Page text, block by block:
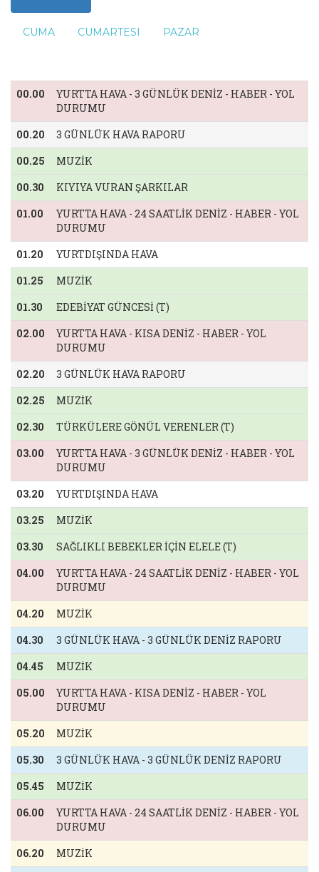
CUMA CUMARTESI PAZAR
00.00
YURTTA HAVA - 3 GÜNLÜK DENİZ - HABER - YOL
DURUMU
00.20
3 GÜNLÜK HAVA RAPORU
00.25
MUZİK
00.30
KIYIYA VURAN ŞARKILAR
01.00
YURTTA HAVA - 24 SAATLİK DENİZ - HABER - YOL
DURUMU
01.20
YURTDIŞINDA HAVA
01.25
MUZİK
01.30
EDEBİYAT GÜNCESİ (T)
02.00
YURTTA HAVA - KISA DENİZ - HABER - YOL
DURUMU
02.20
3 GÜNLÜK HAVA RAPORU
02.25
MUZİK
02.30
TÜRKÜLERE GÖNÜL VERENLER (T)
03.00
YURTTA HAVA - 3 GÜNLÜK DENİZ - HABER - YOL
DURUMU
03.20
YURTDIŞINDA HAVA
03.25
MUZİK
03.30
SAĞLIKLI BEBEKLER İÇİN ELELE (T)
04.00
YURTTA HAVA - 24 SAATLİK DENİZ - HABER - YOL
DURUMU
04.20
MUZİK
04.30
3 GÜNLÜK HAVA - 3 GÜNLÜK DENİZ RAPORU
04.45
MUZİK
05.00
YURTTA HAVA - KISA DENİZ - HABER - YOL
DURUMU
05.20
MUZİK
05.30
3 GÜNLÜK HAVA - 3 GÜNLÜK DENİZ RAPORU
05.45
MUZİK
06.00
YURTTA HAVA - 24 SAATLİK DENİZ - HABER - YOL
DURUMU
06.20
MUZİK